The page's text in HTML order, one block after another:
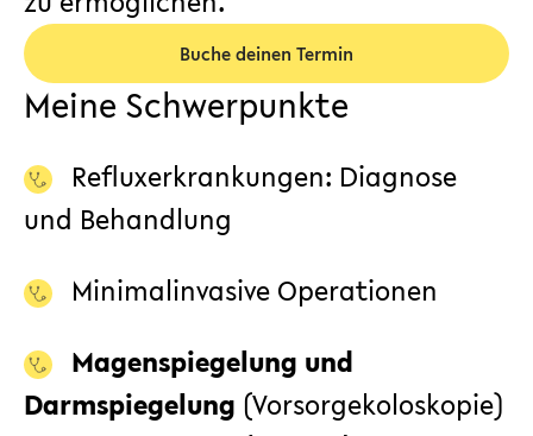
Buche deinen Termin
Meine Schwerpunkte
Refluxerkrankungen: Diagnose
und Behandlung
Minimalinvasive Operationen
Magenspiegelung und
Darmspiegelung (Vorsorgekoloskopie)